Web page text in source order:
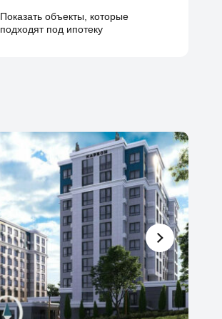
Показать объекты, которые
подходят под ипотеку